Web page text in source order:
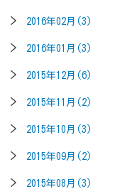
2016年02月(3)
2016年01月(3)
2015年12月(6)
2015年11月(2)
2015年10月(3)
2015年09月(2)
2015年08月(3)